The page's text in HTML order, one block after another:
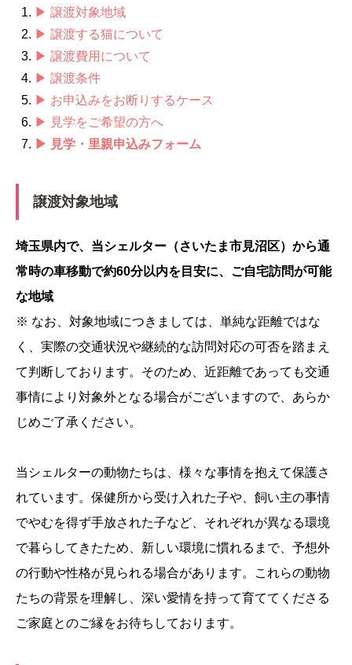
▶ 譲渡対象地域
▶ 譲渡する猫について
▶ 譲渡費用について
▶ 譲渡条件
▶ お申込みをお断りするケース
▶ 見学をご希望の方へ
▶ 見学・里親申込みフォーム
譲渡対象地域
埼玉県内で、当シェルター（さいたま市見沼区）から通
常時の車移動で約60分以内を目安に、ご自宅訪問が可能
な地域
※ なお、対象地域につきましては、単純な距離ではな
く、実際の交通状況や継続的な訪問対応の可否を踏まえ
て判断しております。そのため、近距離であっても交通
事情により対象外となる場合がございますので、あらか
じめご了承ください。
当シェルターの動物たちは、様々な事情を抱えて保護さ
れています。保健所から受け入れた子や、飼い主の事情
でやむを得ず手放された子など、それぞれが異なる環境
で暮らしてきたため、新しい環境に慣れるまで、予想外
の行動や性格が見られる場合があります。これらの動物
たちの背景を理解し、深い愛情を持って育ててくださる
ご家庭とのご縁をお待ちしております。